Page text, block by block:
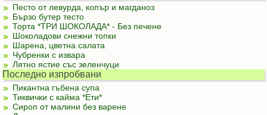
Песто от левурда, копър и магданоз
Бързо бутер тесто
Торта *ТРИ ШОКОЛАДА* - Без печене
Шоколадови снежни топки
Шарена, цветна салата
Чубренки с извара
Лятно ястие със зеленчуци
Последно изпробвани
Пикантна гъбена супа
Тиквички с кайма *Ети*
Сироп от малини без варене